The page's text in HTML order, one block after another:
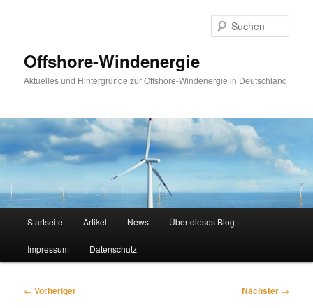
Offshore-Windenergie
Aktuelles und Hintergründe zur Offshore-Windenergie in Deutschland
Startseite Artikel News Über dieses Blog
Impressum Datenschutz
Beitragsnavigation
← Vorheriger Nächster →